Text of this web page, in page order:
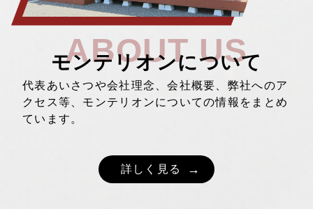
ABOUT US
モンテリオンについて
代表あいさつや会社理念、会社概要、弊社へのア
クセス等、モンテリオンについての情報をまとめ
ています。
詳しく見る